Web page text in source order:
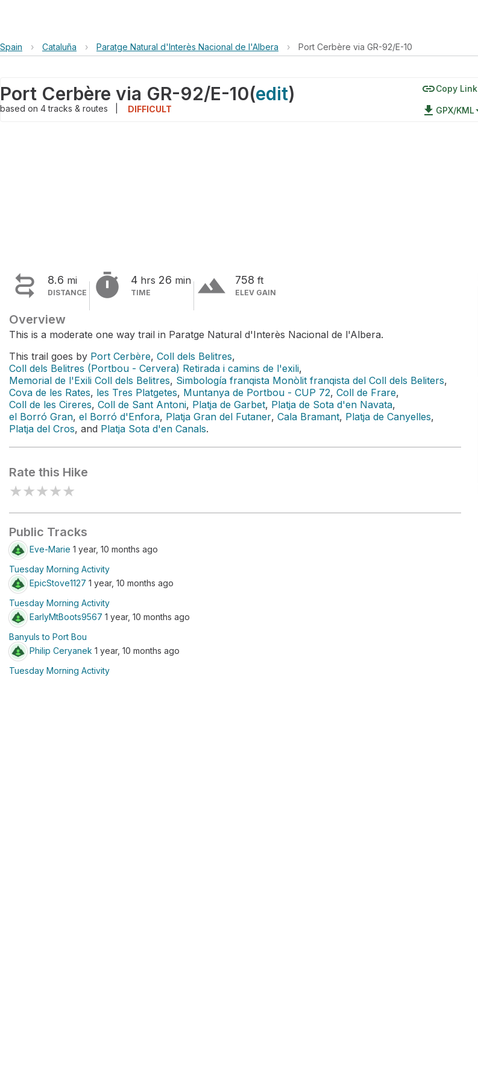
Spain › Cataluña › Paratge Natural d'Interès Nacional de l'Albera › Port Cerbère via GR-92/E-10
Port Cerbère via GR-92/E-10(edit)
based on 4tracks & routes DIFFICULT
linkCopy Link
file_download GPX/KML
 8.6 mi
DISTANCE  4 hrs 26 min
TIME terrain 758 ft
ELEV GAIN
Overview
This is a moderate one way trail in Paratge Natural d'Interès Nacional de l'Albera.
This trail goes by Port Cerbère, Coll dels Belitres,
Coll dels Belitres (Portbou - Cervera) Retirada i camins de l'exili,
Memorial de l'Exili Coll dels Belitres, Simbología franqista Monòlit franqista del Coll dels Beliters,
Cova de les Rates, les Tres Platgetes, Muntanya de Portbou - CUP 72, Coll de Frare,
Coll de les Cireres, Coll de Sant Antoni, Platja de Garbet, Platja de Sota d'en Navata,
el Borró Gran, el Borró d'Enfora, Platja Gran del Futaner, Cala Bramant, Platja de Canyelles,
Platja del Cros, and Platja Sota d'en Canals.
Rate this Hike
★★★★★
Public Tracks
Eve-Marie 1 year, 10 months ago
Tuesday Morning Activity
EpicStove1127 1 year, 10 months ago
Tuesday Morning Activity
EarlyMtBoots9567 1 year, 10 months ago
Banyuls to Port Bou
Philip Ceryanek 1 year, 10 months ago
Tuesday Morning Activity